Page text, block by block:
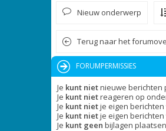
Nieuw onderwerp
Terug naar het
FORUMPERMISSIES
Je kunt nietnieuwe berichten
Je kunt nietreageren op
Je kunt nietje eigen
Je kunt nietje eigen
Je kunt geen bijlagen